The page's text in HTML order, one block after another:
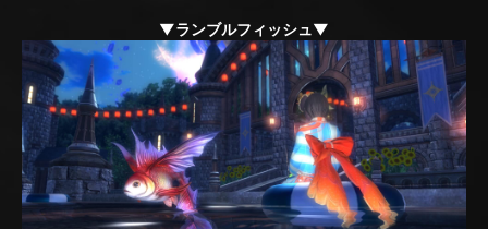
▼ランブルフィッシュ▼